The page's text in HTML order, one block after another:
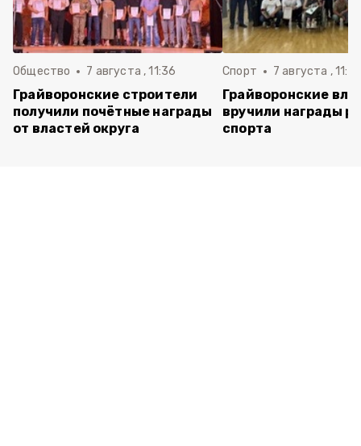
Общество 7 августа , 11:36
Грайворонские строители
получили почётные награды
от властей округа
Спорт 7 августа ,
Грайворонские
вручили награды
спорта